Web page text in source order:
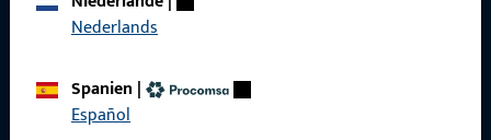
Nederlands
Spanien |
Español